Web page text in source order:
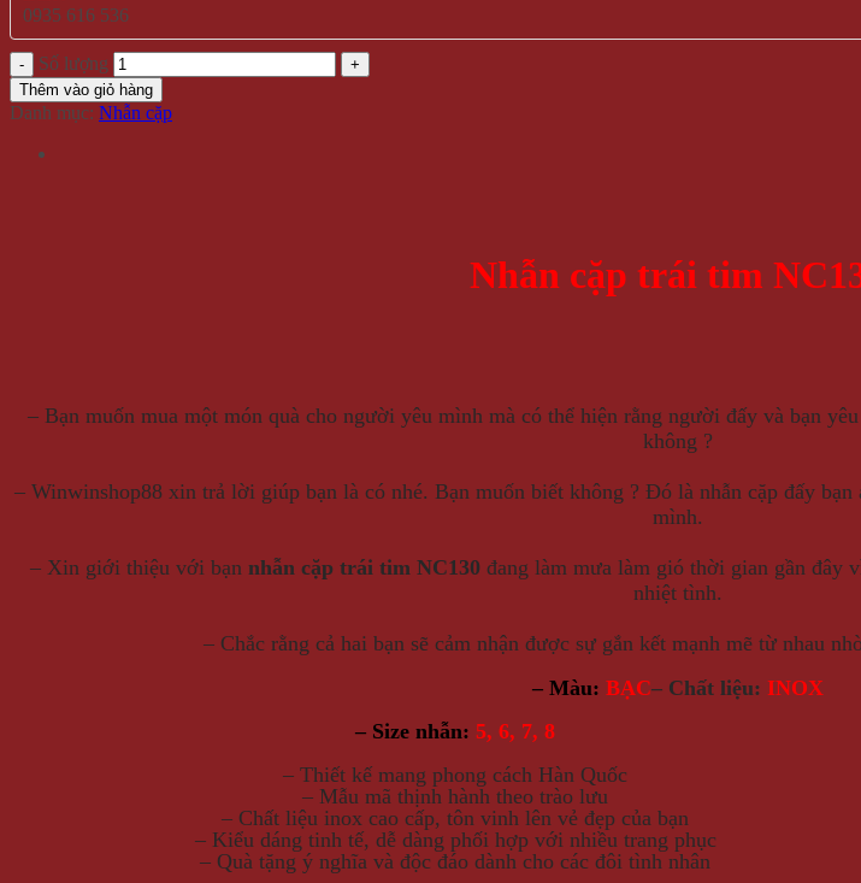
0935 616 536
Số lượng
Thêm vào giỏ hàng
Danh mục: Nhẫn cặp
Nhẫn cặp trái tim
– Bạn muốn mua một món quà cho người yêu mình mà có thể hiện rằng người đấy và bạn
không ?
– Winwinshop88 xin trả lời giúp bạn là có nhé. Bạn muốn biết không ? Đó là nhẫn cặp đấy
mình.
– Xin giới thiệu với bạn nhẫn cặp trái tim NC130đang làm mưa làm gió thời gian gần đây
nhiệt tình.
– Chắc rằng cả hai bạn sẽ cảm nhận được sự gắn kết mạnh mẽ từ nhau
– Màu: BẠC– Chất liệu: INOX
– Size nhẫn: 5, 6, 7, 8
– Thiết kế mang phong cách Hàn Quốc
– Mẫu mã thịnh hành theo trào lưu
– Chất liệu inox cao cấp, tôn vinh lên vẻ đẹp của bạn
– Kiểu dáng tinh tế, dễ dàng phối hợp với nhiều trang phục
– Quà tặng ý nghĩa và độc đáo dành cho các đôi tình nhân